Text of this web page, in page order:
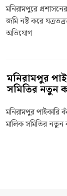
মনিরামপুরে
জমি নষ্ট করে
অভিযোগ
মনিরামপুর
সমিতির নতুন
মনিরামপুর পাইকারি
মালিক সমিতির নতুন